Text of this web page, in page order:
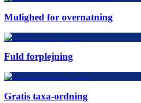
Mulighed for overnatning
Fuld forplejning
Gratis taxa-ordning